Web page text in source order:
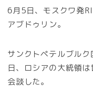
6月5日、モスクワ発
アブドゥリン。
サンクトペテルブル
日、ロシアの大統領
会談した。